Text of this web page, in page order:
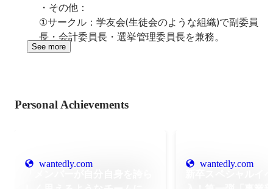
・その他：
①サークル：学友会(生徒会のような組織)で副委員
長・会計委員長・選挙管理委員長を兼務。
See more
Personal Achievements
wantedly.com wantedly.com